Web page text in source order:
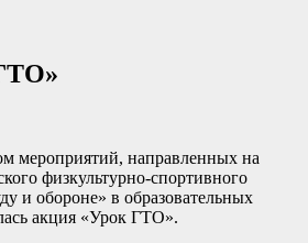
мероприятий, направленных на
физкультурно-спортивного
и обороне» в образовательных
акция «Урок ГТО».